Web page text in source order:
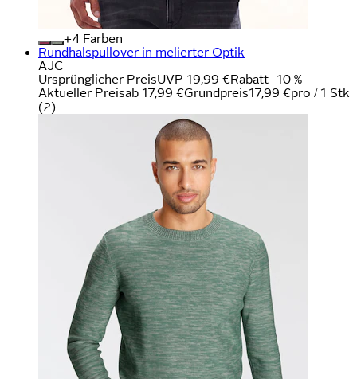
+
Farben
Rundhalspullover in melierter Optik
AJC
Ursprünglicher PreisUVP 19,99 €Rabatt- 10 %
Aktueller Preisab 17,99 €Grundpreis17,99 €pro / 1 Stk
(2)